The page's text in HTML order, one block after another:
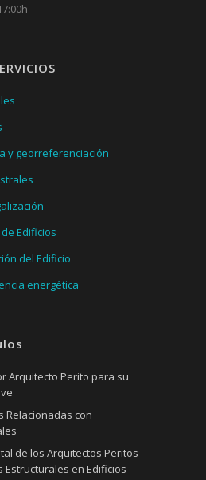
y georreferenciación
Edificios
del Edificio
energética
Arquitecto Perito para su
Relacionadas con
de los Arquitectos Peritos
Estructurales en Edificios